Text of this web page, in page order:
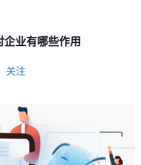
业有哪些作用
关注